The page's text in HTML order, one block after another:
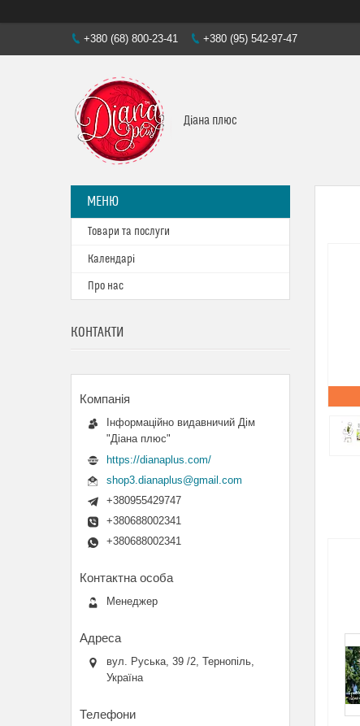
+380 (68) 800-23-41 +380 (95) 542-97-47
Діана плюс
Товари та послуги
Календарі
Про нас
КОНТАКТИ
Інформаційно видавничий Дім
"Діана плюс"
https://dianaplus.com/
shop3.dianaplus@gmail.com
+380955429747
+380688002341
+380688002341
Менеджер
вул. Руська, 39 /2, Тернопіль,
Україна